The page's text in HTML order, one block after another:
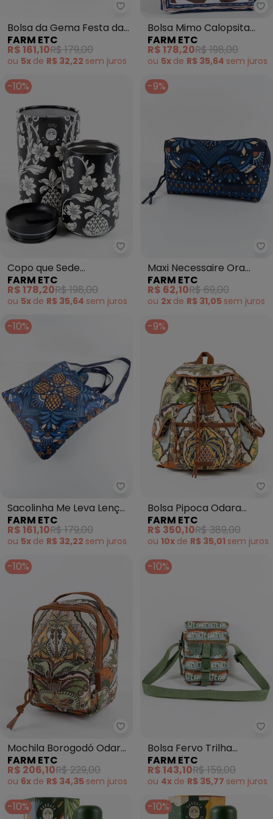
Farm Etc - Bolsa da Gema
Bolsa da Gema Festa da
Onça Azul
FARM ETC
R$ 161,10R$ 179,00
ou 5x de R$ 32,22 sem juros
Bolsa Mimo Calopsita
Skatista Azul
FARM ETC
R$ 178,20R$ 198,00
ou 5x de R$ 35,64 sem juros
-10%
Farm Etc - Copo que Sede
Copo que Sede
Guanacaste Preto
FARM ETC
R$ 178,20R$ 198,00
ou 5x de R$ 35,64 sem juros
-9%
Maxi Necessaire Ora
Bolas Lenço Magia Azul
FARM ETC
R$ 62,10R$ 69,00
ou 2x de R$ 31,05 sem juros
-10%
Farm Etc - Sacolinha Me Leva
Sacolinha Me Leva Lenço
Magia Tropical Azul
FARM ETC
R$ 161,10R$ 179,00
ou 5x de R$ 32,22 sem juros
-9%
Bolsa Pipoca Odara
Marrrom
FARM ETC
R$ 350,10R$ 389,00
ou 10x de R$ 35,01 sem juros
-10%
Farm Etc - Mochila Borogodó
Mochila Borogodó Odara
Marrom
FARM ETC
R$ 206,10R$ 229,00
ou 6x de R$ 34,35 sem juros
-10%
Bolsa Fervo Trilha
Tipográfico Verde
FARM ETC
R$ 143,10R$ 159,00
ou 4x de R$ 35,77 sem juros
-10% -10%